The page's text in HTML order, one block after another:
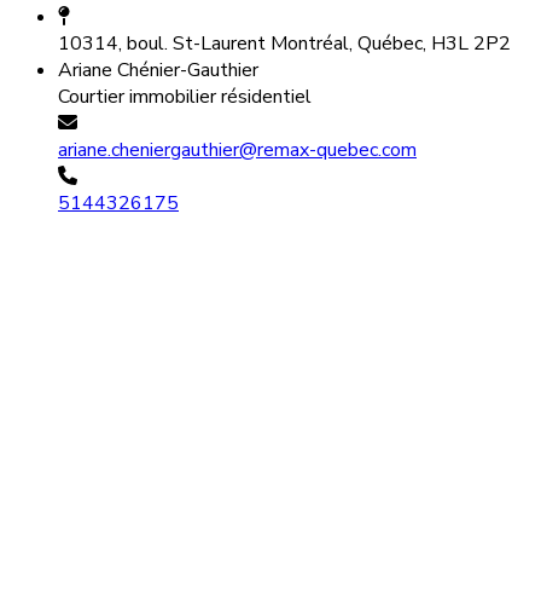
10314, boul. St-Laurent Montréal, Québec, H3L 2P2
Ariane Chénier-Gauthier
Courtier immobilier résidentiel
ariane.cheniergauthier@remax-quebec.com
5144326175